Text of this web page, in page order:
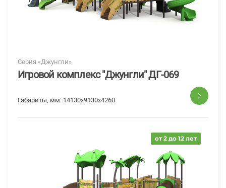
Серия «Джунгли»
Игровой комплекс "Джунгли" ДГ-069
Габариты, мм: 14130х9130х4260
от 2 до 12 лет